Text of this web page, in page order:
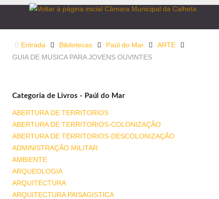
Entrada Bibliotecas Paúl do Mar
ARTE
GUIA DE MUSICA PARA JOVENS OUVINTES
Categoria de Livros - Paúl do Mar
ABERTURA DE TERRITORIOS
ABERTURA DE TERRITORIOS-COLONIZAÇÃO
ABERTURA DE TERRITORIOS-DESCOLONIZAÇÃO
ADMINISTRAÇÃO MILITAR
AMBIENTE
ARQUEOLOGIA
ARQUITECTURA
ARQUITECTURA PAISAGISTICA